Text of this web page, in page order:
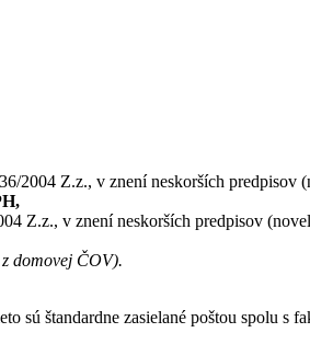
2004 Z.z., v znení neskorších
Z.z., v znení neskorších predpisov
domovej ČOV).
štandardne zasielané poštou spolu s